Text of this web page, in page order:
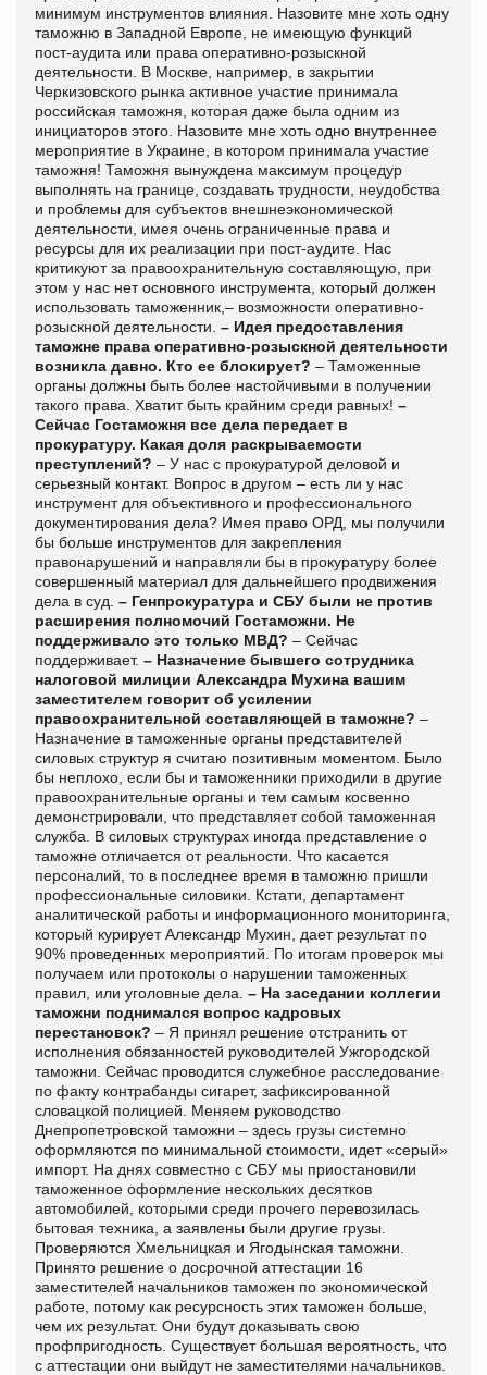
минимум инструментов влияния. Назовите мне хоть одну
таможню в Западной Европе, не имеющую функций
пост-аудита или права оперативно-розыскной
деятельности. В Москве, например, в закрытии
Черкизовского рынка активное участие принимала
российская таможня, которая даже была одним из
инициаторов этого. Назовите мне хоть одно внутреннее
мероприятие в Украине, в котором принимала участие
таможня! Таможня вынуждена максимум процедур
выполнять на границе, создавать трудности, неудобства
и проблемы для субъектов внешнеэкономической
деятельности, имея очень ограниченные права и
ресурсы для их реализации при пост-аудите. Нас
критикуют за правоохранительную составляющую, при
этом у нас нет основного инструмента, который должен
использовать таможенник,– возможности оперативно-
розыскной деятельности. – Идея предоставления
таможне права оперативно-розыскной деятельности
возникла давно. Кто ее блокирует? – Таможенные
органы должны быть более настойчивыми в получении
такого права. Хватит быть крайним среди равных! –
Сейчас Гостаможня все дела передает в
прокуратуру. Какая доля раскрываемости
преступлений? – У нас с прокуратурой деловой и
серьезный контакт. Вопрос в другом – есть ли у нас
инструмент для объективного и профессионального
документирования дела? Имея право ОРД, мы получили
бы больше инструментов для закрепления
правонарушений и направляли бы в прокуратуру более
совершенный материал для дальнейшего продвижения
дела в суд. – Генпрокуратура и СБУ были не против
расширения полномочий Гостаможни. Не
поддерживало это только МВД? – Сейчас
поддерживает. – Назначение бывшего сотрудника
налоговой милиции Александра Мухина вашим
заместителем говорит об усилении
правоохранительной составляющей в таможне? –
Назначение в таможенные органы представителей
силовых структур я считаю позитивным моментом. Было
бы неплохо, если бы и таможенники приходили в другие
правоохранительные органы и тем самым косвенно
демонстрировали, что представляет собой таможенная
служба. В силовых структурах иногда представление о
таможне отличается от реальности. Что касается
персоналий, то в последнее время в таможню пришли
профессиональные силовики. Кстати, департамент
аналитической работы и информационного мониторинга,
который курирует Александр Мухин, дает результат по
90% проведенных мероприятий. По итогам проверок мы
получаем или протоколы о нарушении таможенных
правил, или уголовные дела. – На заседании коллегии
таможни поднимался вопрос кадровых
перестановок? – Я принял решение отстранить от
исполнения обязанностей руководителей Ужгородской
таможни. Сейчас проводится служебное расследование
по факту контрабанды сигарет, зафиксированной
словацкой полицией. Меняем руководство
Днепропетровской таможни – здесь грузы системно
оформляются по минимальной стоимости, идет «серый»
импорт. На днях совместно с СБУ мы приостановили
таможенное оформление нескольких десятков
автомобилей, которыми среди прочего перевозилась
бытовая техника, а заявлены были другие грузы.
Проверяются Хмельницкая и Ягодынская таможни.
Принято решение о досрочной аттестации 16
заместителей начальников таможен по экономической
работе, потому как ресурсность этих таможен больше,
чем их результат. Они будут доказывать свою
профпригодность. Существует большая вероятность, что
с аттестации они выйдут не заместителями начальников.